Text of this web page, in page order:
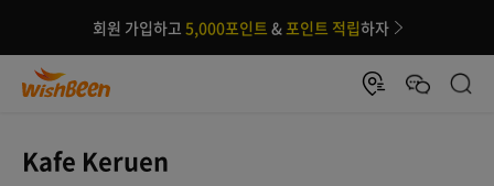
회원 가입하고 5,000포인트 &포인트 적립하자
Kafe Keruen